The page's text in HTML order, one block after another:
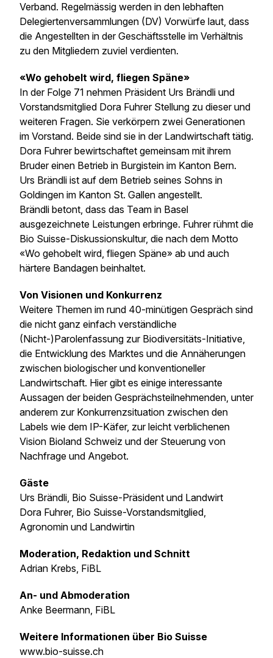
Verband. Regelmässig werden in den lebhaften
Delegiertenversammlungen (DV) Vorwürfe laut, dass
die Angestellten in der Geschäftsstelle im Verhältnis
zu den Mitgliedern zuviel verdienten.
«Wo gehobelt wird, fliegen Späne»
In der Folge 71 nehmen Präsident Urs Brändli und
Vorstandsmitglied Dora Fuhrer Stellung zu dieser und
weiteren Fragen. Sie verkörpern zwei Generationen
im Vorstand. Beide sind sie in der Landwirtschaft tätig.
Dora Fuhrer bewirtschaftet gemeinsam mit ihrem
Bruder einen Betrieb in Burgistein im Kanton Bern.
Urs Brändli ist auf dem Betrieb seines Sohns in
Goldingen im Kanton St. Gallen angestellt.
Brändli betont, dass das Team in Basel
ausgezeichnete Leistungen erbringe. Fuhrer rühmt die
Bio Suisse-Diskussionskultur, die nach dem Motto
«Wo gehobelt wird, fliegen Späne» ab und auch
härtere Bandagen beinhaltet.
Von Visionen und Konkurrenz
Weitere Themen im rund 40-minütigen Gespräch sind
die nicht ganz einfach verständliche
(Nicht-)Parolenfassung zur Biodiversitäts-Initiative,
die Entwicklung des Marktes und die Annäherungen
zwischen biologischer und konventioneller
Landwirtschaft. Hier gibt es einige interessante
Aussagen der beiden Gesprächsteilnehmenden, unter
anderem zur Konkurrenzsituation zwischen den
Labels wie dem IP-Käfer, zur leicht verblichenen
Vision Bioland Schweiz und der Steuerung von
Nachfrage und Angebot.
Gäste
Urs Brändli, Bio Suisse-Präsident und Landwirt
Dora Fuhrer, Bio Suisse-Vorstandsmitglied,
Agronomin und Landwirtin
Moderation, Redaktion und Schnitt
Adrian Krebs, FiBL
An- und Abmoderation
Anke Beermann, FiBL
Weitere Informationen über Bio Suisse
www.bio-suisse.ch